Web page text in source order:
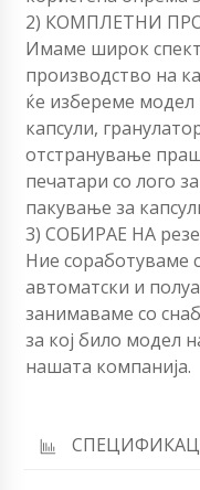
2) КОМПЛЕТНИ
Имаме широк
производство на
ќе избереме
капсули,
отстранување
печатари со лого
пакување за
3) СОБИРАЕ НА
Ние соработуваме
автоматски и
занимаваме со
за кој било модел
нашата компанија.